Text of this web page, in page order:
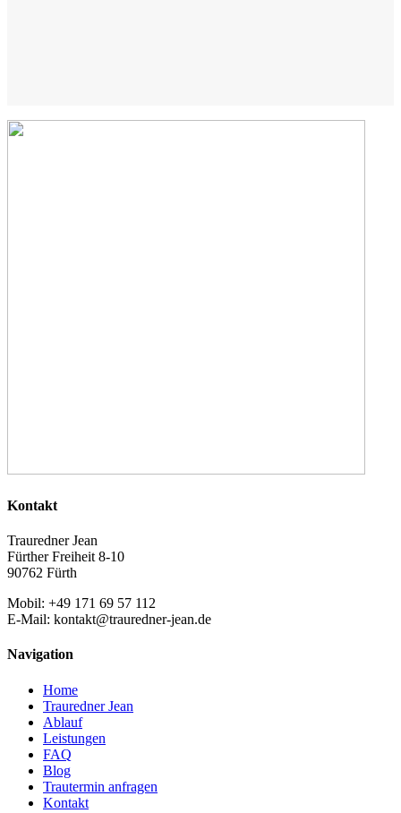
Kontakt
Trauredner Jean
Fürther Freiheit 8-10
90762 Fürth
Mobil: +49 171 69 57 112
E-Mail: kontakt@trauredner-jean.de
Navigation
Home
Trauredner Jean
Ablauf
Leistungen
FAQ
Blog
Trautermin anfragen
Kontakt